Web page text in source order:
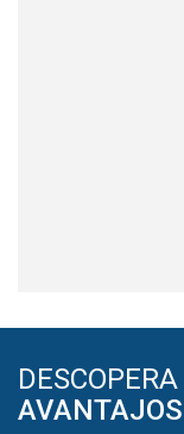
DESCOPERA
AVANTAJOS